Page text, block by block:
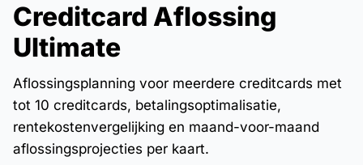
Creditcard Aflossing
Ultimate
Aflossingsplanning voor meerdere creditcards met
tot 10 creditcards, betalingsoptimalisatie,
rentekostenvergelijking en maand-voor-maand
aflossingsprojecties per kaart.